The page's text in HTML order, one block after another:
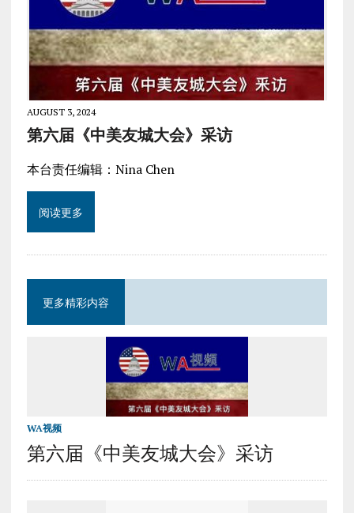
AUGUST 3, 2024
第六届《中美友城大会》采访
本台责任编辑：Nina Chen
阅读更多
更多精彩内容
WA视频
第六届《中美友城大会》采访